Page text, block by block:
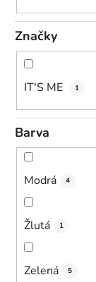
Značky
IT'S ME 1
Barva
Modrá 4
Žlutá 1
Zelená 5